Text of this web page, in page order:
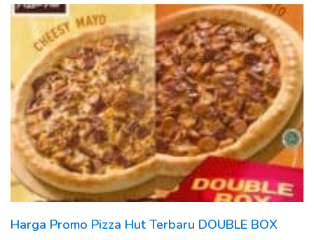
Harga Promo Pizza Hut Terbaru DOUBLE BOX